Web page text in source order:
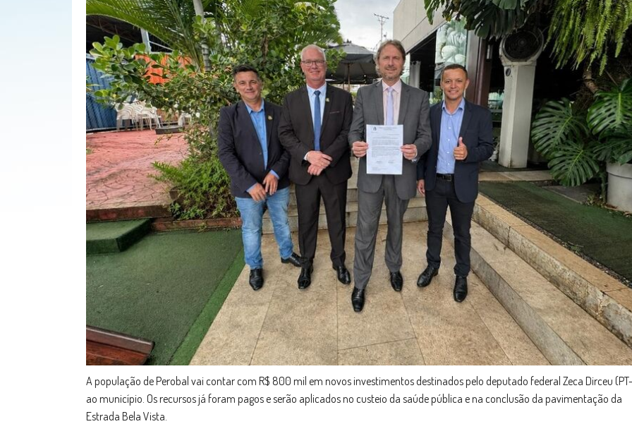
A população de Perobal vai contar com R$ 800 mil em novos investimentos destinados pelo deputado federal Zeca Dirceu
ao município. Os recursos já foram pagos e serão aplicados no custeio da saúde pública e na conclusão da pavimentação da
Estrada Bela Vista.